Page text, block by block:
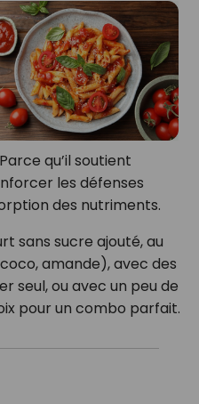
qu’il soutient
les défenses
des nutriments.
sans sucre ajouté, au
amande), avec des
seul, ou avec un peu de
pour un combo parfait.